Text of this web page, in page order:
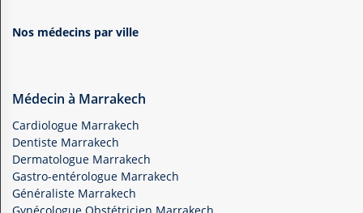
Nos médecins par ville
Médecin à Marrakech
Cardiologue Marrakech
Dentiste Marrakech
Dermatologue Marrakech
Gastro-entérologue Marrakech
Généraliste Marrakech